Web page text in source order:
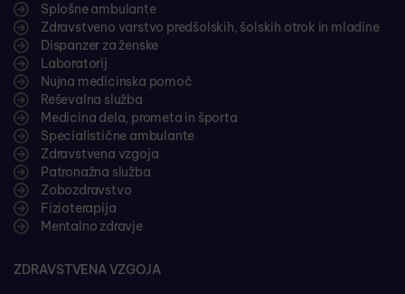
Splošne ambulante
Zdravstveno varstvo predšolskih, šolskih otrok in mladine
Dispanzer za ženske
Laboratorij
Nujna medicinska pomoč
Reševalna služba
Medicina dela, prometa in športa
Specialistične ambulante
Zdravstvena vzgoja
Patronažna služba
Zobozdravstvo
Fizioterapija
Mentalno zdravje
ZDRAVSTVENA VZGOJA